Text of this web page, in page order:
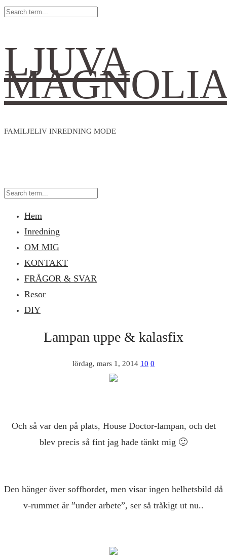
LJUVA
FAMILJELIV INREDNING MODE
Hem
Inredning
OM MIG
KONTAKT
FRÅGOR & SVAR
Resor
DIY
Lampan uppe & kalasfix
lördag, mars 1, 2014 10 0
Och så var den på plats, House Doctor-lampan, och det
blev precis så fint jag hade tänkt mig 🙂
Den hänger över soffbordet, men visar ingen helhetsbild då
v-rummet är ”under arbete”, ser så tråkigt ut nu..